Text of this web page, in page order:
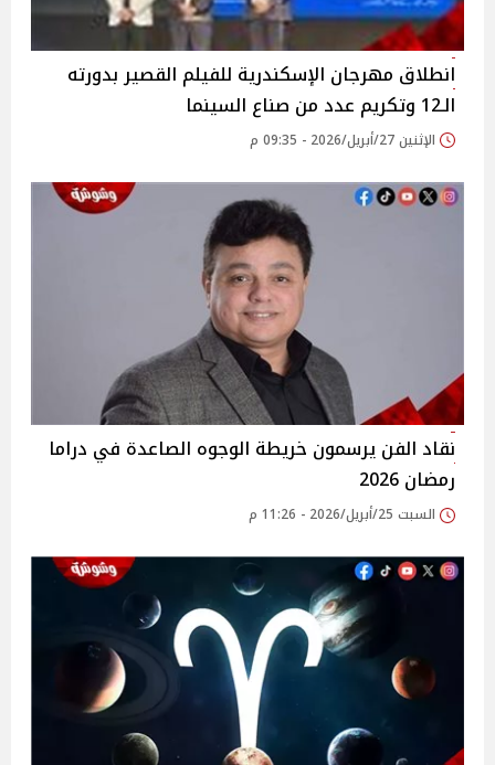
انطلاق مهرجان الإسكندرية للفيلم القصير بدورته
الـ12 وتكريم عدد من صناع السينما
الإثنين 27/أبريل/2026 - 09:35 م
نقاد الفن يرسمون خريطة الوجوه الصاعدة في دراما
رمضان 2026
السبت 25/أبريل/2026 - 11:26 م